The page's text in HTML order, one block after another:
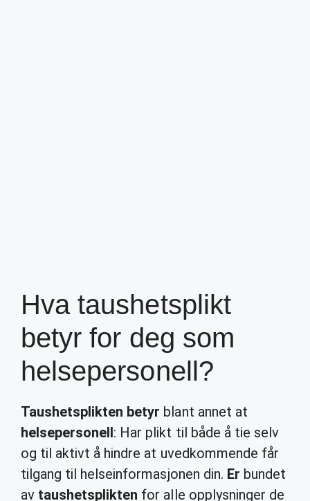
Hva taushetsplikt
betyr for deg som
helsepersonell?
Taushetsplikten betyr blant annet at
helsepersonell: Har plikt til både å tie selv
og til aktivt å hindre at uvedkommende får
tilgang til helseinformasjonen din. Er bundet
av taushetsplikten for alle opplysninger de